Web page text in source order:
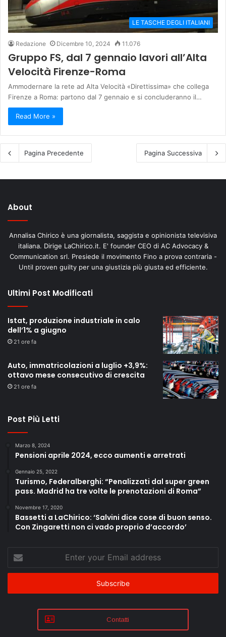
LE TASCHE DEGLI ITALIANI
Redazione Dicembre 10, 2024 11.076
Gruppo FS, dal 7 gennaio lavori all’Alta
Velocità Firenze-Roma
Ammodernare la rete ad Alta Velocità «Direttissima» che collega
Firenze a Roma: partono dal 7 gennaio e si concluderanno il…
Read More »
Pagina Precedente Pagina Successiva
About
Annalisa Chirico è una giornalista, saggista e opinionista televisiva
italiana. Dirige LaChirico.it. E' founder CEO di AC Advocacy &
Communication srl. Presiede il movimento Fino a prova contraria -
Until proven guilty per una giustizia più giusta ed efficiente.
Ultimi Post Modificati
Istat, produzione industriale in calo
dell’1% a giugno
21 ore fa
Auto, immatricolazioni a luglio +3,9%:
ottavo mese consecutivo di crescita
21 ore fa
Post Più Letti
Marzo 8, 2024
Pensioni aprile 2024, ecco aumenti e arretrati
Gennaio 25, 2022
Turismo, Federalberghi: “Penalizzati dal super green
pass. Madrid ha tre volte le prenotazioni di Roma”
Novembre 17, 2020
Bassetti a LaChirico: ‘Salvini dice cose di buon senso.
Con Zingaretti non ci vado proprio d’accordo’
your
Email
Contatti